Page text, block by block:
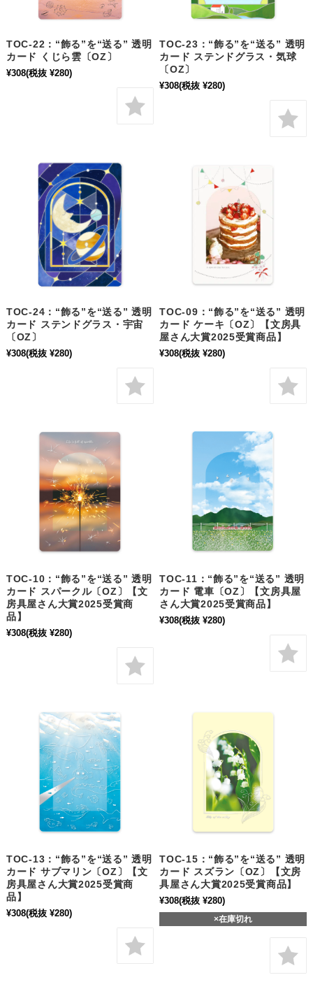
TOC-22：“飾る”を“送る” 透明
カード くじら雲〔OZ〕
¥308(税抜 ¥280)
TOC-23：“飾る”を“送る” 透明
カード ステンドグラス・気球
〔OZ〕
¥308(税抜 ¥280)
TOC-24：“飾る”を“送る” 透明
カード ステンドグラス・宇宙
〔OZ〕
¥308(税抜 ¥280)
TOC-09：“飾る”を“送る” 透明
カード ケーキ〔OZ〕【文房具
屋さん大賞2025受賞商品】
¥308(税抜 ¥280)
TOC-10：“飾る”を“送る” 透明
カード スパークル〔OZ〕【文
房具屋さん大賞2025受賞商
品】
¥308(税抜 ¥280)
TOC-11：“飾る”を“送る” 透明
カード 電車〔OZ〕【文房具屋
さん大賞2025受賞商品】
¥308(税抜 ¥280)
TOC-13：“飾る”を“送る” 透明
カード サブマリン〔OZ〕【文
房具屋さん大賞2025受賞商
品】
¥308(税抜 ¥280)
TOC-15：“飾る”を“送る” 透明
カード スズラン〔OZ〕【文房
具屋さん大賞2025受賞商品】
¥308(税抜 ¥280)
×在庫切れ